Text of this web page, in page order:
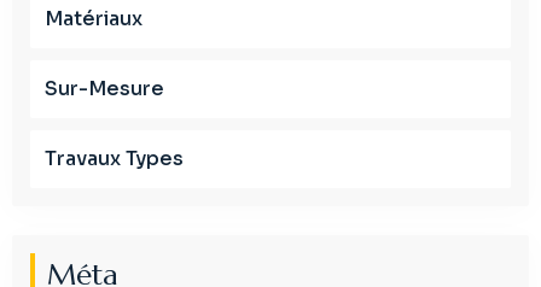
Matériaux
Sur-Mesure
Travaux Types
Méta